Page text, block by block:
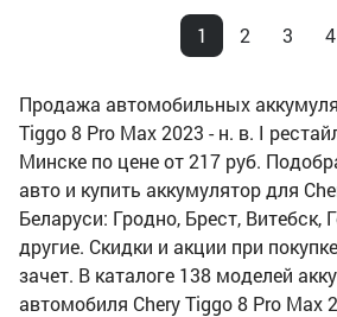
1 2 3 4
Продажа автомобильных
Tiggo 8 Pro Max 2023 - н. в. I
Минске по цене от 217 руб.
авто и купить аккумулятор для
Беларуси: Гродно, Брест, Витебск,
другие. Скидки и акции при
зачет. В каталоге 138 моделей
автомобиля Chery Tiggo 8 Pro Max